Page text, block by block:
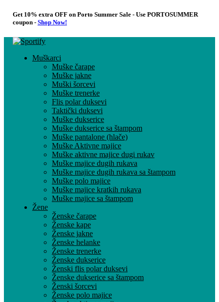
Get 10% extra OFF on Porto Summer Sale - Use PORTOSUMMER
coupon - Shop Now!
Muškarci
Muške čarape
Muške jakne
Muški šorcevi
Muške trenerke
Flis polar duksevi
Taktički duksevi
Muške dukserice
Muške dukserice sa štampom
Muške pantalone (hlače)
Muške Aktivne majice
Muške aktivne majice dugi rukav
Muške majice dugih rukava
Muške majice dugih rukava sa štampom
Muške polo majice
Muške majice kratkih rukava
Muške majice sa štampom
Žene
Ženske čarape
Ženske kape
Ženske jakne
Ženske helanke
Ženske trenerke
Ženske dukserice
Ženski flis polar duksevi
Ženske dukserice sa štampom
Ženski šorcevi
Ženske polo majice